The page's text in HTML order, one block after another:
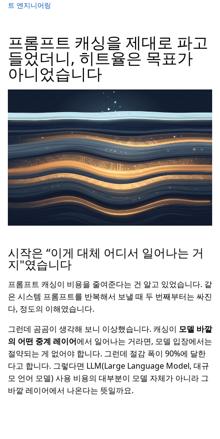
트 엔지니어링
프롬프트 캐싱을 제대로 파고
들었더니, 히트율은 목표가
아니었습니다
시작은 “이게 대체 어디서 일어나는 거
지"였습니다
프롬프트 캐싱이 비용을 줄여준다는 건 알고 있었습니다. 같
은 시스템 프롬프트를 반복해서 보낼 때 두 번째부터는 싸진
다, 정도의 이해였습니다.
그런데 곰곰이 생각해 보니 이상했습니다. 캐싱이 모델 바깥
의 어떤 중계 레이어에서 일어나는 거라면, 모델 입장에서는
절약되는 게 없어야 합니다. 그런데 절감 폭이 90%에 달한
다고 합니다. 그렇다면 LLM(Large Language Model, 대규
모 언어 모델) 사용 비용의 대부분이 모델 자체가 아니라 그
바깥 레이어에서 나온다는 뜻일까요.